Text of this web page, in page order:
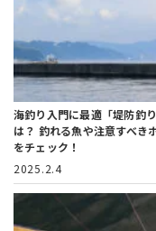
海釣り入門に最適「堤防釣
は？ 釣れる魚や注意すべき
をチェック！
2025.2.4